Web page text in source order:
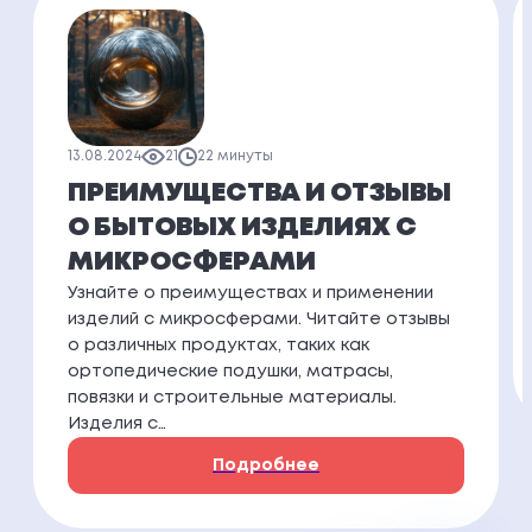
13.08.2024 21 22 минуты
ПРЕИМУЩЕСТВА И ОТЗЫВЫ
О БЫТОВЫХ ИЗДЕЛИЯХ С
МИКРОСФЕРАМИ
Узнайте о преимуществах и применении
изделий с микросферами. Читайте отзывы
о различных продуктах, таких как
ортопедические подушки, матрасы,
повязки и строительные материалы.
Изделия с…
Подробнее